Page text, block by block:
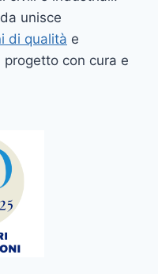
unisce
di qualità e
progetto con cura e